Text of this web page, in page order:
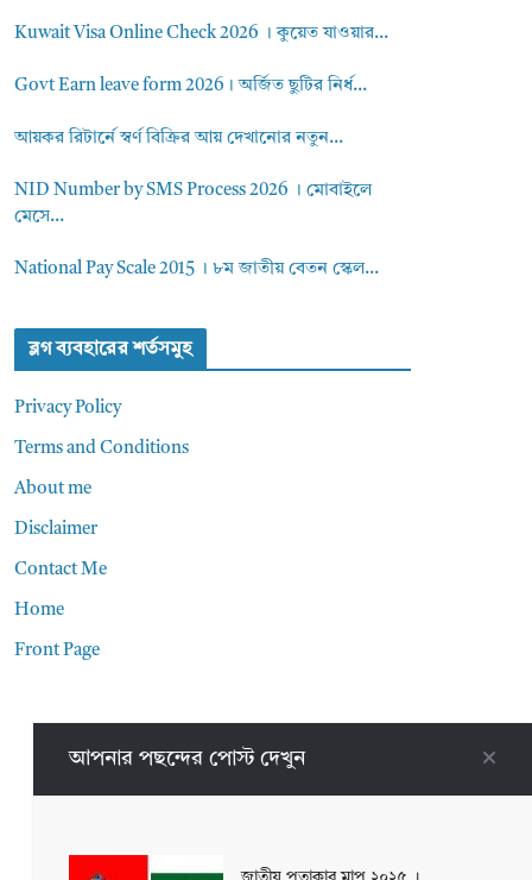
Kuwait Visa Online Check 2026 । কুয়েত যাওয়ার...
Govt Earn leave form 2026। অর্জিত ছুটির নির্ধ...
আয়কর রিটার্নে স্বর্ণ বিক্রির আয় দেখানোর নতুন...
NID Number by SMS Process 2026 । মোবাইলে
মেসে...
National Pay Scale 2015 । ৮ম জাতীয় বেতন স্কেল...
ব্লগ ব্যবহারের শর্তসমুহ
Privacy Policy
Terms and Conditions
About me
Disclaimer
Contact Me
Home
Front Page
আপনার পছন্দের পোস্ট দেখুন